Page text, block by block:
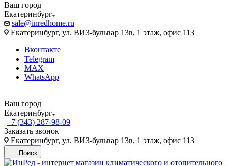
Ваш город
Екатеринбург
sale@inredhome.ru
Екатеринбург, ул. ВИЗ-бульвар 13в, 1 этаж, офис 113
Вконтакте
Telegram
MAX
WhatsApp
Ваш город
Екатеринбург
+7 (343) 287-98-09
Заказать звонок
Екатеринбург, ул. ВИЗ-бульвар 13в, 1 этаж, офис 113
Поиск